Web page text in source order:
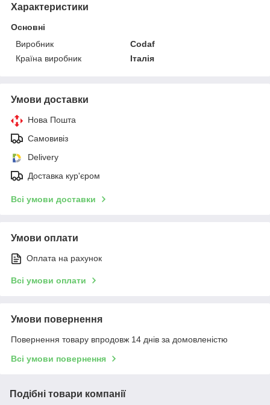
Характеристики
Основні
Виробник
Codaf
Країна виробник
Італія
Умови доставки
Нова Пошта
Самовивіз
Delivery
Доставка кур'єром
Всі умови доставки
Умови оплати
Оплата на рахунок
Всі умови оплати
Умови повернення
Повернення товару впродовж 14 днів за домовленістю
Всі умови повернення
Подібні товари компанії